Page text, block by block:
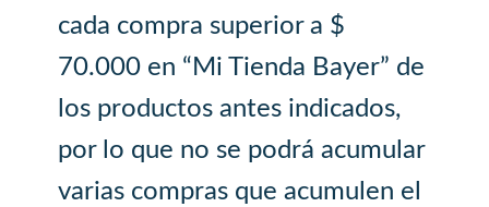
cada compra superior a $
70.000 en “Mi Tienda Bayer” de
los productos antes indicados,
por lo que no se podrá acumular
varias compras que acumulen el